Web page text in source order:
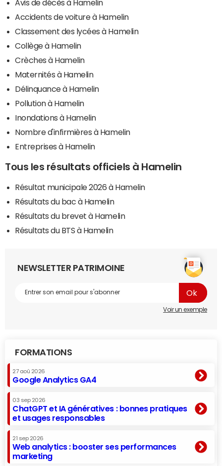
Avis de décès à Hamelin
Accidents de voiture à Hamelin
Classement des lycées à Hamelin
Collège à Hamelin
Crèches à Hamelin
Maternités à Hamelin
Délinquance à Hamelin
Pollution à Hamelin
Inondations à Hamelin
Nombre d'infirmières à Hamelin
Entreprises à Hamelin
Tous les résultats officiels à Hamelin
Résultat municipale 2026 à Hamelin
Résultats du bac à Hamelin
Résultats du brevet à Hamelin
Résultats du BTS à Hamelin
NEWSLETTER PATRIMOINE
Voir un exemple
FORMATIONS
27 aoû 2026
Google Analytics GA4
03 sep 2026
ChatGPT et IA génératives : bonnes pratiques
et usages responsables
21 sep 2026
Web analytics : booster ses performances
marketing